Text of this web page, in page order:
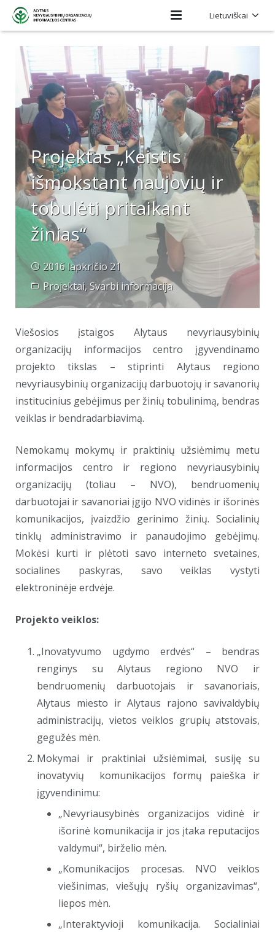
Pradinis
Apie mus
Projektai
Regiono NVO
Kontaktai
Lietuviškai
Projektas „Keistis
išmokstant naujovių ir
tobulėti pritaikant
žinias“
2016 lapkričio 21
Projektai,Svarbi informacija
Viešosios įstaigos Alytaus nevyriausybinių
organizacijų informacijos centro įgyvendinamo
projekto tikslas – stiprinti Alytaus regiono
nevyriausybinių organizacijų darbuotojų ir savanorių
institucinius gebėjimus per žinių tobulinimą, bendras
veiklas ir bendradarbiavimą.
Nemokamų mokymų ir praktinių užsiėmimų metu
informacijos centro ir regiono nevyriausybinių
organizacijų (toliau – NVO), bendruomenių
darbuotojai ir savanoriai įgijo NVO vidinės ir išorinės
komunikacijos, įvaizdžio gerinimo žinių. Socialinių
tinklų administravimo ir panaudojimo gebėjimų.
Mokėsi kurti ir plėtoti savo interneto svetaines,
socialines paskyras, savo veiklas vystyti
elektroninėje erdvėje.
Projekto veiklos:
„Inovatyvumo ugdymo erdvės“ – bendras
renginys su Alytaus regiono NVO ir
bendruomenių darbuotojais ir savanoriais,
Alytaus miesto ir Alytaus rajono savivaldybių
administracijų, vietos veiklos grupių atstovais,
gegužės mėn.
Mokymai ir praktiniai užsiėmimai, susiję su
inovatyvių komunikacijos formų paieška ir
įgyvendinimu:
„Nevyriausybinės organizacijos vidinė ir
išorinė komunikacija ir jos įtaka reputacijos
valdymui“, birželio mėn.
„Komunikacijos procesas. NVO veiklos
viešinimas, viešųjų ryšių organizavimas“,
liepos mėn.
„Interaktyvioji komunikacija. Socialiniai